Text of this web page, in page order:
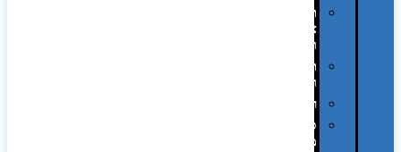
תיקי
ומכתביות
תערוכות
וכנסים
רמקולים
סוכריות
ממותגות